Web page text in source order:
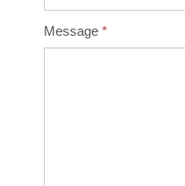
Message *